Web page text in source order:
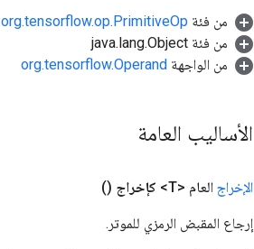
من فئة org.tensorflow.op.PrimitiveOp
من فئة java.lang.Object
من الواجهة org.tensorflow.Operand
الأساليب العامة
الإخراج العام <T> كإخراج ()
إرجاع المقبض الرمزي للموتر.